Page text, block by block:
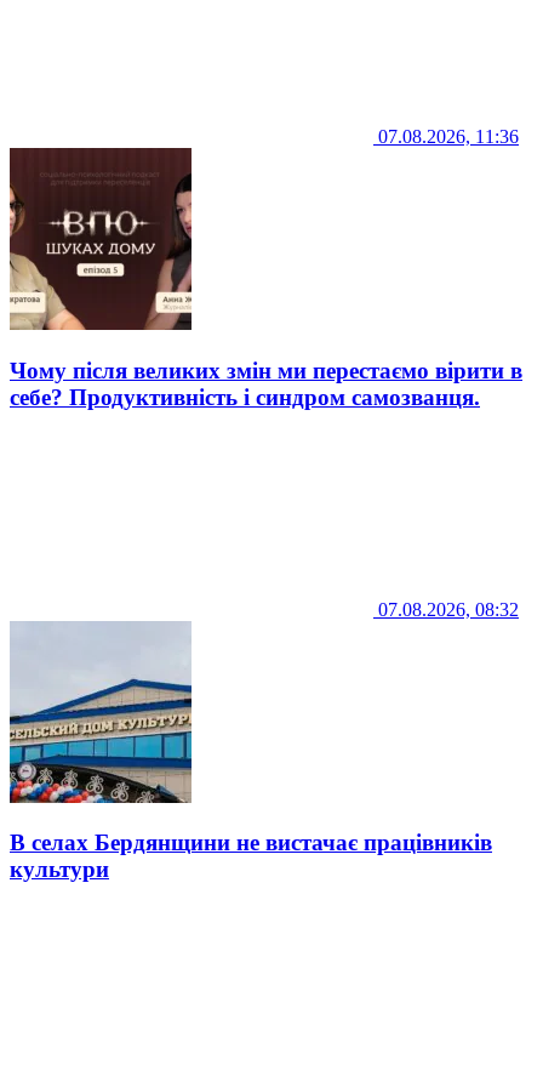
07.08.2026, 11:36
Чому після великих змін ми перестаємо вірити в
себе? Продуктивність і синдром самозванця.
07.08.2026, 08:32
В селах Бердянщини не вистачає працівників
культури